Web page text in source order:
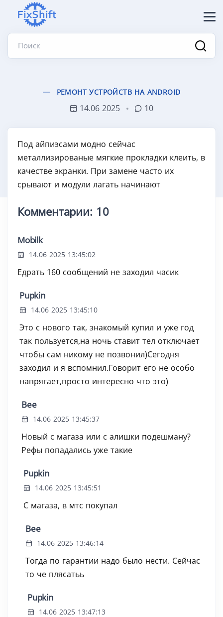
Поиск
РЕМОНТ УСТРОЙСТВ НА ANDROID
14.06 2025 10
Под айпиэсами модно сейчас
металлизированые мягкие прокладки клеить, в
качестве экранки. При замене часто их
срывают и модули лагать начинают
Комментарии: 10
Mobilk
14.06 2025 13:45:02
Едрать 160 сообщений не заходил часик
Pupkin
14.06 2025 13:45:10
Это с нового так, знакомый купил и уже год
так пользуется,на ночь ставит тел отключает
чтобы сам никому не позвонил)Сегодня
заходил и я вспомнил.Говорит его не особо
напрягает,просто интересно что это)
Bee
14.06 2025 13:45:37
Новый с магаза или с алишки подешману?
Рефы попадались уже такие
Pupkin
14.06 2025 13:45:51
С магаза, в мтс покупал
Bee
14.06 2025 13:46:14
Тогда по гарантии надо было нести. Сейчас
то че плясатьь
Pupkin
14.06 2025 13:47:13